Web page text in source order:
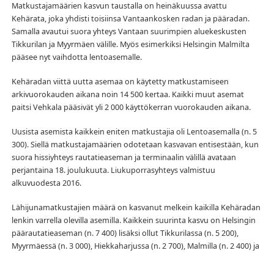
Matkustajamäärien kasvun taustalla on heinäkuussa avattu
Kehärata, joka yhdisti toisiinsa Vantaankosken radan ja pääradan.
Samalla avautui suora yhteys Vantaan suurimpien aluekeskusten
Tikkurilan ja Myyrmäen välille. Myös esimerkiksi Helsingin Malmilta
pääsee nyt vaihdotta lentoasemalle.
Kehäradan viittä uutta asemaa on käytetty matkustamiseen
arkivuorokauden aikana noin 14 500 kertaa. Kaikki muut asemat
paitsi Vehkala pääsivät yli 2 000 käyttökerran vuorokauden aikana.
Uusista asemista kaikkein eniten matkustajia oli Lentoasemalla (n. 5
300). Siellä matkustajamäärien odotetaan kasvavan entisestään, kun
suora hissiyhteys rautatieaseman ja terminaalin välillä avataan
perjantaina 18. joulukuuta. Liukuporrasyhteys valmistuu
alkuvuodesta 2016.
Lähijunamatkustajien määrä on kasvanut melkein kaikilla Kehäradan
lenkin varrella olevilla asemilla. Kaikkein suurinta kasvu on Helsingin
päärautatieaseman (n. 7 400) lisäksi ollut Tikkurilassa (n. 5 200),
Myyrmäessä (n. 3 000), Hiekkaharjussa (n. 2 700), Malmilla (n. 2 400) ja